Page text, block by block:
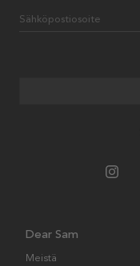
Sähköpostiosoite
Dear Sam
Meistä